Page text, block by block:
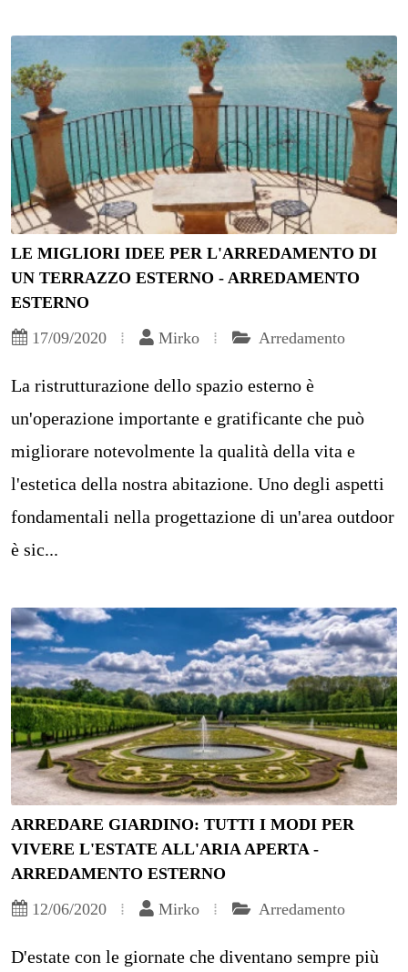
LE MIGLIORI IDEE PER L'ARREDAMENTO DI
UN TERRAZZO ESTERNO - ARREDAMENTO
ESTERNO
17/09/2020
Mirko Arredamento
La ristrutturazione dello spazio esterno è
un'operazione importante e gratificante che può
migliorare notevolmente la qualità della vita e
l'estetica della nostra abitazione. Uno degli aspetti
fondamentali nella progettazione di un'area outdoor
è sic...
ARREDARE GIARDINO: TUTTI I MODI PER
VIVERE L'ESTATE ALL'ARIA APERTA -
ARREDAMENTO ESTERNO
12/06/2020
Mirko Arredamento
D'estate con le giornate che diventano sempre più